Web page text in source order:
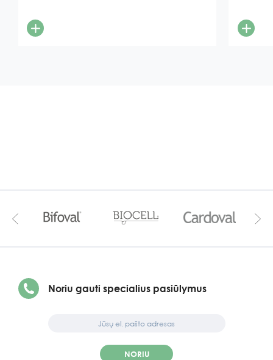
Noriu gauti specialius pasiūlymus
NORIU